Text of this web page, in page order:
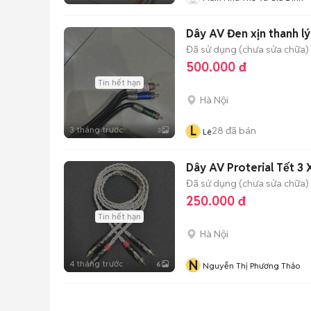
Tin hết hạn
3 tháng trước 3
Dây AV Đen xịn thanh lý
Đã sử dụng (chưa sửa chữa)
500.000 đ
Hà Nội
L Lê28 đã bán
Tin hết hạn
4 tháng trước 6
Dây AV Proterial Tết 3
Đã sử dụng (chưa sửa chữa)
250.000 đ
Hà Nội
N Nguyễn Thị Phương Thảo